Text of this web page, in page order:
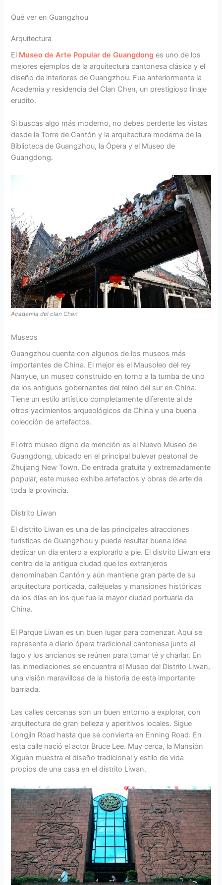
Qué ver en Guangzhou
Arquitectura
El Museo de Arte Popular de Guangdong es uno de los
mejores ejemplos de la arquitectura cantonesa clásica y el
diseño de interiores de Guangzhou. Fue anteriormente la
Academia y residencia del Clan Chen, un prestigioso linaje
erudito.
Si buscas algo más moderno, no debes perderte las vistas
desde la Torre de Cantón y la arquitectura moderna de la
Biblioteca de Guangzhou, la Ópera y el Museo de
Guangdong.
Academia del clan Chen
Museos
Guangzhou cuenta con algunos de los museos más
importantes de China. El mejor es el Mausoleo del rey
Nanyue, un museo construido en torno a la tumba de uno
de los antiguos gobernantes del reino del sur en China.
Tiene un estilo artístico completamente diferente al de
otros yacimientos arqueológicos de China y una buena
colección de artefactos.
El otro museo digno de mención es el Nuevo Museo de
Guangdong, ubicado en el principal bulevar peatonal de
Zhujiang New Town. De entrada gratuita y extremadamente
popular, este museo exhibe artefactos y obras de arte de
toda la provincia.
Distrito Liwan
El distrito Liwan es una de las principales atracciones
turísticas de Guangzhou y puede resultar buena idea
dedicar un día entero a explorarlo a pie. El distrito Liwan era
centro de la antigua ciudad que los extranjeros
denominaban Cantón y aún mantiene gran parte de su
arquitectura porticada, callejuelas y mansiones históricas
de los días en los que fue la mayor ciudad portuaria de
China.
El Parque Liwan es un buen lugar para comenzar. Aquí se
representa a diario ópera tradicional cantonesa junto al
lago y los ancianos se reúnen para tomar té y charlar. En
las inmediaciones se encuentra el Museo del Distrito Liwan,
una visión maravillosa de la historia de esta importante
barriada.
Las calles cercanas son un buen entorno a explorar, con
arquitectura de gran belleza y aperitivos locales. Sigue
Longjin Road hasta que se convierta en Enning Road. En
esta calle nació el actor Bruce Lee. Muy cerca, la Mansión
Xiguan muestra el diseño tradicional y estilo de vida
propios de una casa en el distrito Liwan.